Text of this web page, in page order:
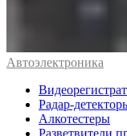
Автоэлектроника
Радар-
Алкотестеры
Разветвители